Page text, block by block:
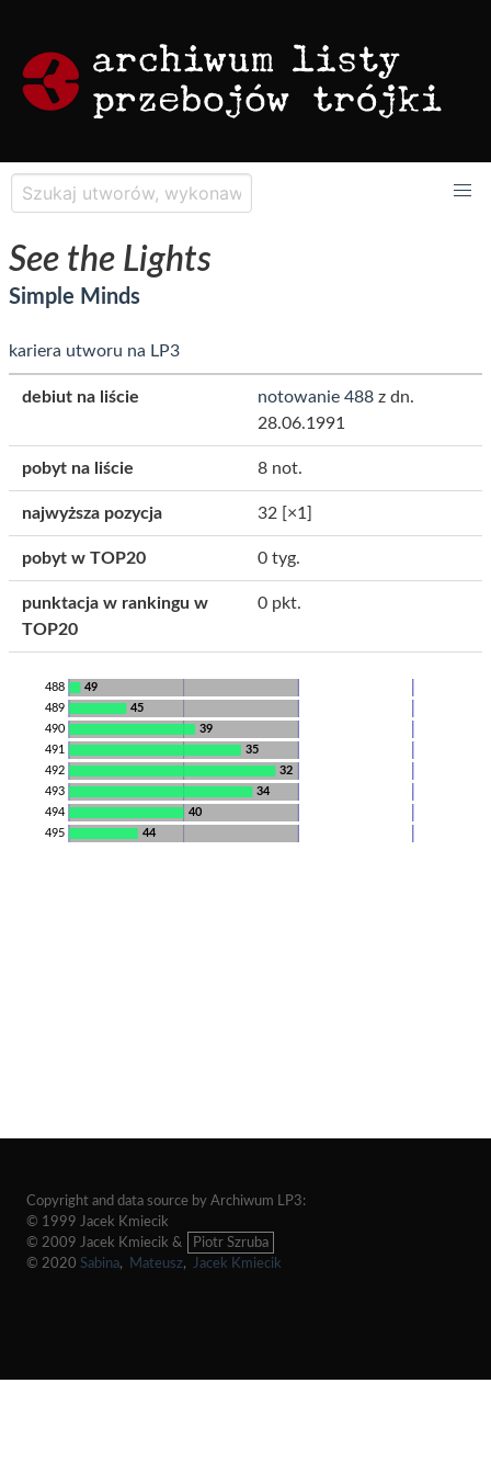
See the Lights
Simple Minds
kariera utworu na LP3
debiut na liście notowanie 488 z dn.
28.06.1991
pobyt na liście 8 not.
najwyższa pozycja 32 [×1]
pobyt w TOP20 0 tyg.
punktacja w rankingu w
TOP20
0 pkt.
49
488
45
489
39
490
35
491
32
492
34
493
40
494
44
495
Copyright and data source by Archiwum LP3:
© 1999 Jacek Kmiecik
© 2009 Jacek Kmiecik &
Piotr Szruba
© 2020 Sabina, Mateusz, Jacek Kmiecik